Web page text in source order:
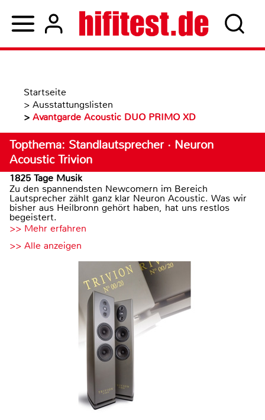
Startseite
> Ausstattungslisten
> Avantgarde Acoustic DUO PRIMO XD
Topthema: Standlautsprecher · Neuron
Acoustic Trivion
1825 Tage Musik
Zu den spannendsten Newcomern im Bereich
Lautsprecher zählt ganz klar Neuron Acoustic. Was wir
bisher aus Heilbronn gehört haben, hat uns restlos
begeistert.
>> Mehr erfahren
>> Alle anzeigen